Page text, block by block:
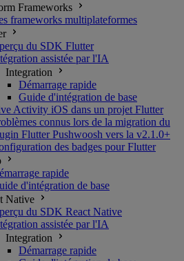
Frameworks
frameworks multiplateformes
du SDK Flutter
assistée par l'IA
Integration
Démarrage rapide
Guide d'intégration de base
Activity iOS dans un projet Flutter
connus lors de la migration du
Flutter Pushwoosh vers la v2.1.0+
des badges pour Flutter
rapide
d'intégration de base
Native
du SDK React Native
assistée par l'IA
Integration
Démarrage rapide